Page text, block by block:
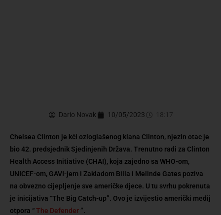
Dario Novak 10/05/2023 18:17
Chelsea Clinton je kći ozloglašenog klana Clinton, njezin otac je
bio 42. predsjednik Sjedinjenih Država. Trenutno radi za Clinton
Health Access Initiative (CHAI), koja zajedno sa WHO-om,
UNICEF-om, GAVI-jem i Zakladom Billa i Melinde Gates poziva
na obvezno cijepljenje sve američke djece. U tu svrhu pokrenuta
je inicijativa “The Big Catch-up”. Ovo je izvijestio američki medij
otpora “The Defender ”.